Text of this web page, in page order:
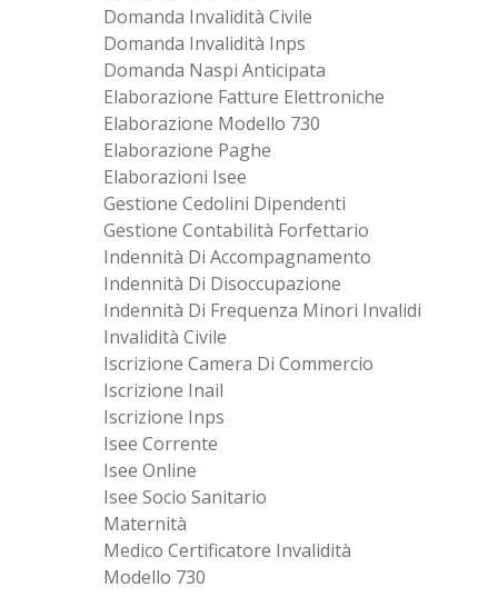
Domanda Invalidità Civile
Domanda Invalidità Inps
Domanda Naspi Anticipata
Elaborazione Fatture Elettroniche
Elaborazione Modello 730
Elaborazione Paghe
Elaborazioni Isee
Gestione Cedolini Dipendenti
Gestione Contabilità Forfettario
Indennità Di Accompagnamento
Indennità Di Disoccupazione
Indennità Di Frequenza Minori Invalidi
Invalidità Civile
Iscrizione Camera Di Commercio
Iscrizione Inail
Iscrizione Inps
Isee Corrente
Isee Online
Isee Socio Sanitario
Maternità
Medico Certificatore Invalidità
Modello 730